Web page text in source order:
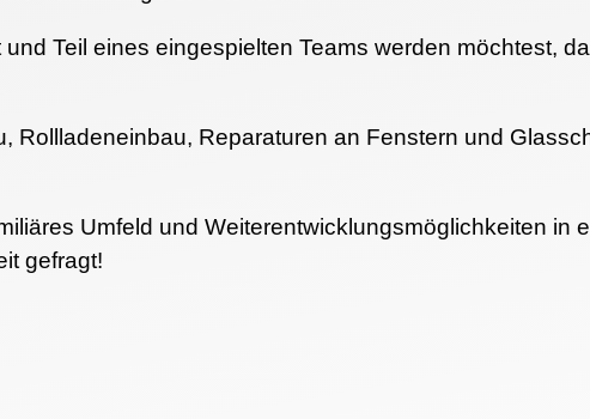
Teil eines eingespielten Teams werden möchtest,
Rollladeneinbau, Reparaturen an Fenstern und
Umfeld und Weiterentwicklungsmöglichkeiten in
gefragt!